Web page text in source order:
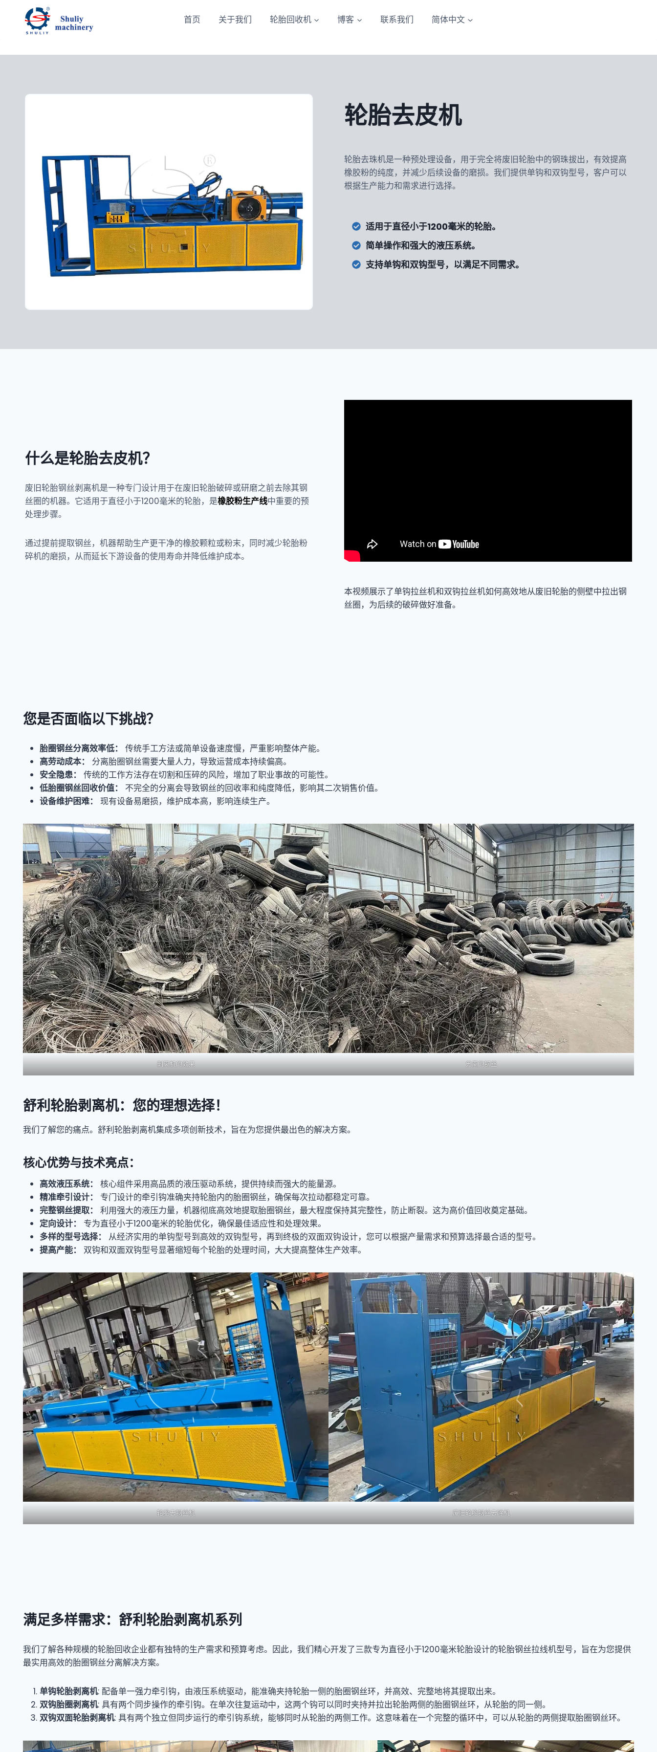
首页 关于我们 轮胎回收机 博客 联系我们 简体中文
轮胎去皮机
轮胎去珠机是一种预处理设备，用于完全将废旧轮胎中的钢珠拔出，有效提高
橡胶粉的纯度，并减少后续设备的磨损。我们提供单钩和双钩型号，客户可以
根据生产能力和需求进行选择。
适用于直径小于1200毫米的轮胎。
简单操作和强大的液压系统。
支持单钩和双钩型号，以满足不同需求。
什么是轮胎去皮机？
废旧轮胎钢丝剥离机是一种专门设计用于在废旧轮胎破碎或研磨之前去除其钢
丝圈的机器。它适用于直径小于1200毫米的轮胎，是橡胶粉生产线中重要的预
处理步骤。
通过提前提取钢丝，机器帮助生产更干净的橡胶颗粒或粉末，同时减少轮胎粉
碎机的磨损，从而延长下游设备的使用寿命并降低维护成本。
本视频展示了单钩拉丝机和双钩拉丝机如何高效地从废旧轮胎的侧壁中拉出钢
丝圈，为后续的破碎做好准备。
您是否面临以下挑战？
胎圈钢丝分离效率低：
传统手工方法或简单设备速度慢，严重影响整体产能。
高劳动成本：
分离胎圈钢丝需要大量人力，导致运营成本持续偏高。
安全隐患：
传统的工作方法存在切割和压碎的风险，增加了职业事故的可能性。
低胎圈钢丝回收价值：
不完全的分离会导致钢丝的回收率和纯度降低，影响其二次销售价值。
设备维护困难：
现有设备易磨损，维护成本高，影响连续生产。
剥离机的效果 分离的钢丝
舒利轮胎剥离机：您的理想选择！
我们了解您的痛点。舒利轮胎剥离机集成多项创新技术，旨在为您提供最出色的解决方案。
核心优势与技术亮点：
高效液压系统：
核心组件采用高品质的液压驱动系统，提供持续而强大的能量源。
精准牵引设计：
专门设计的牵引钩准确夹持轮胎内的胎圈钢丝，确保每次拉动都稳定可靠。
完整钢丝提取：
利用强大的液压力量，机器彻底高效地提取胎圈钢丝，最大程度保持其完整性，防止断裂。这为高价值回收奠定基础。
定向设计：
专为直径小于1200毫米的轮胎优化，确保最佳适应性和处理效果。
多样的型号选择：
从经济实用的单钩型号到高效的双钩型号，再到终极的双面双钩设计，您可以根据产量需求和预算选择最合适的型号。
提高产能：
双钩和双面双钩型号显著缩短每个轮胎的处理时间，大大提高整体生产效率。
轮胎去钢丝机 废旧轮胎钢丝去除机
满足多样需求：舒利轮胎剥离机系列
我们了解各种规模的轮胎回收企业都有独特的生产需求和预算考虑。因此，我们精心开发了三款专为直径小于1200毫米轮胎设计的轮胎钢丝拉线机型号，旨在为您提供
最实用高效的胎圈钢丝分离解决方案。
单钩轮胎剥离机: 配备单一强力牵引钩，由液压系统驱动，能准确夹持轮胎一侧的胎圈钢丝环，并高效、完整地将其提取出来。
双钩胎圈剥离机: 具有两个同步操作的牵引钩。在单次往复运动中，这两个钩可以同时夹持并拉出轮胎两侧的胎圈钢丝环，从轮胎的同一侧。
双钩双面轮胎剥离机: 具有两个独立但同步运行的牵引钩系统，能够同时从轮胎的两侧工作。这意味着在一个完整的循环中，可以从轮胎的两侧提取胎圈钢丝环。